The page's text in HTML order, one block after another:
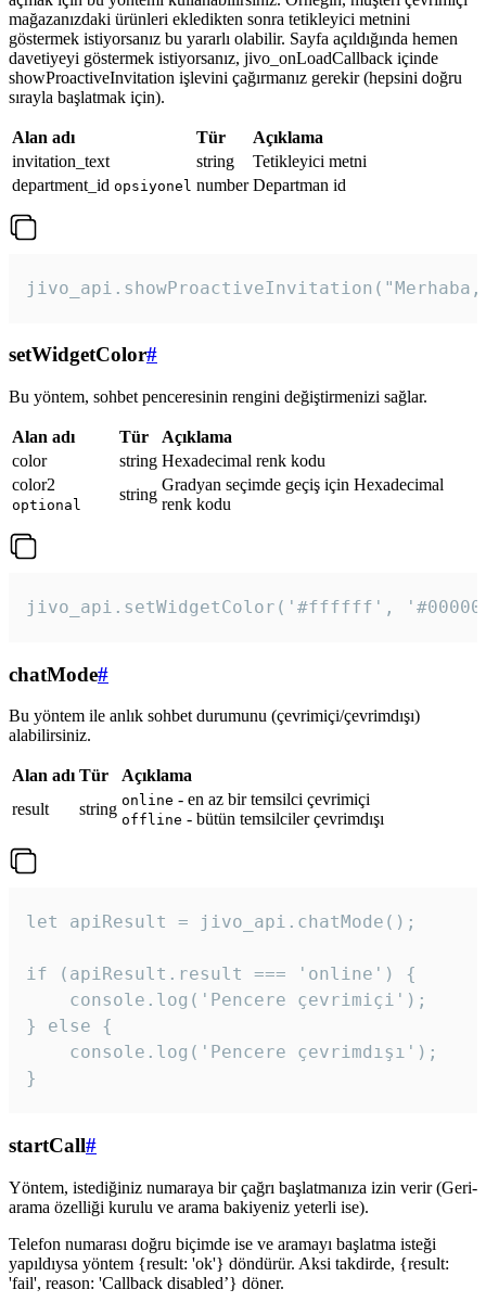
mağazanızdaki ürünleri ekledikten sonra tetikleyici metnini
göstermek istiyorsanız bu yararlı olabilir. Sayfa açıldığında hemen
davetiyeyi göstermek istiyorsanız, jivo_onLoadCallback içinde
showProactiveInvitation işlevini çağırmanız gerekir (hepsini doğru
sırayla başlatmak için).
Alan adı Tür
Açıklama
invitation_text
string
Tetikleyici metni
department_id opsiyonel number Departman id
setWidgetColor#
Bu yöntem, sohbet penceresinin rengini değiştirmenizi sağlar.
Alan adı Tür
Açıklama
color
string Hexadecimal renk kodu
color2
optional
string
Gradyan seçimde geçiş için Hexadecimal
renk kodu
jivo_api.setWidgetColor('#ffffff',
chatMode#
Bu yöntem ile anlık sohbet durumunu (çevrimiçi/çevrimdışı)
alabilirsiniz.
Alan adı Tür
Açıklama
result
string online - en az bir temsilci çevrimiçi
offline - bütün temsilciler çevrimdışı
let apiResult = jivo_api.chatMode();
if (apiResult.result === 'online') {
    console.log('Pencere çevrimiçi');
} else {
    console.log('Pencere çevrimdışı');
}
startCall#
Yöntem, istediğiniz numaraya bir çağrı başlatmanıza izin verir (Geri-
arama özelliği kurulu ve arama bakiyeniz yeterli ise).
Telefon numarası doğru biçimde ise ve aramayı başlatma isteği
yapıldıysa yöntem {result: 'ok'} döndürür. Aksi takdirde, {result:
'fail', reason: 'Callback disabled’} döner.